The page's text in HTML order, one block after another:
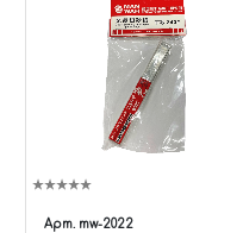
Арт. mw-2022